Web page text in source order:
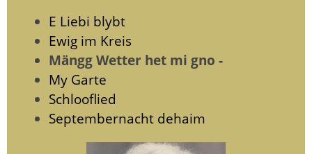
E Liebi blybt
Ewig im Kreis
Mängg Wetter het mi gno -
My Garte
Schlooflied
Septembernacht dehaim